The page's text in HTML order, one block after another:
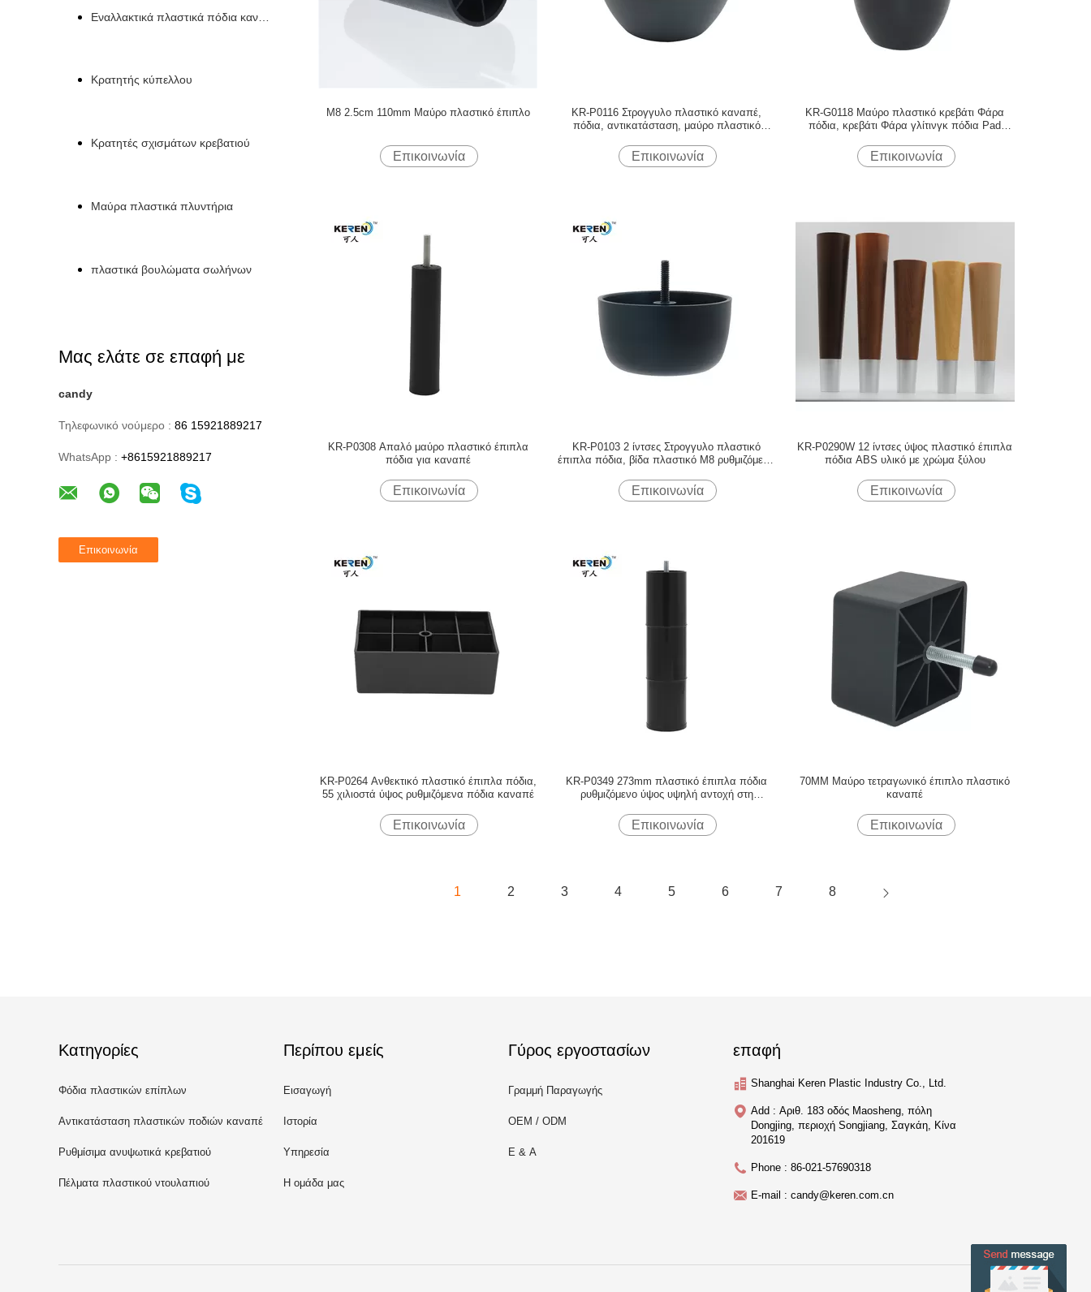
Εναλλακτικά πλαστικά πόδια καναπέ
Κρατητής κύπελλου
Κρατητές σχισμάτων κρεβατιού
Μαύρα πλαστικά πλυντήρια
πλαστικά βουλώματα σωλήνων
Μας ελάτε σε επαφή με
candy
Τηλεφωνικό νούμερο : 86 15921889217
WhatsApp : +8615921889217
M8 2.5cm 110mm Μαύρο πλαστικό έπιπλο
Επικοινωνία
KR-P0116 Στρογγυλο πλαστικό καναπέ,
πόδια, αντικατάσταση, μαύρο πλαστικό
Επικοινωνία
KR-G0118 Μαύρο πλαστικό κρεβάτι Φάρα
πόδια, κρεβάτι Φάρα γλίτινγκ πόδια Pad
Επικοινωνία
KR-P0308 Απαλό μαύρο πλαστικό έπιπλα
πόδια για καναπέ
Επικοινωνία
KR-P0103 2 ίντσες Στρογγυλο πλαστικό
έπιπλα πόδια, βίδα πλαστικό M8 ρυθμιζόμενα
Επικοινωνία
KR-P0290W 12 ίντσες ύψος πλαστικό έπιπλα
πόδια ABS υλικό με χρώμα ξύλου
Επικοινωνία
KR-P0264 Ανθεκτικό πλαστικό έπιπλα πόδια,
55 χιλιοστά ύψος ρυθμιζόμενα πόδια καναπέ
Επικοινωνία
KR-P0349 273mm πλαστικό έπιπλα πόδια
ρυθμιζόμενο ύψος υψηλή αντοχή στη
Επικοινωνία
70MM Μαύρο τετραγωνικό έπιπλο πλαστικό
καναπέ
Επικοινωνία
1 2 3 4 5 6 7 8
Κατηγορίες
Φόδια πλαστικών επίπλων
Αντικατάσταση πλαστικών ποδιών καναπέ
Ρυθμίσιμα ανυψωτικά κρεβατιού
Πέλματα πλαστικού ντουλαπιού
Περίπου εμείς
Εισαγωγή
Ιστορία
Υπηρεσία
Η ομάδα μας
Γύρος εργοστασίων
Γραμμή Παραγωγής
OEM / ODM
Ε & Α
επαφή
Shanghai Keren Plastic Industry Co., Ltd.
Add : Αριθ. 183 οδός Maosheng, πόλη
Dongjing, περιοχή Songjiang, Σαγκάη, Κίνα
201619
Phone : 86-021-57690318
E-mail : candy@keren.com.cn